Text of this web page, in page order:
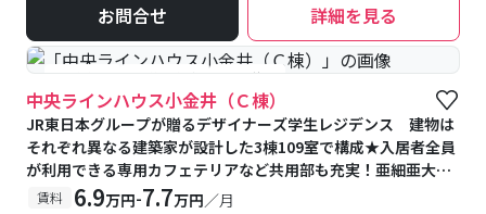
お問合せ 詳細を見る
#食事付き #予約受付中 #空室待ち
中央ラインハウス小金井（Ｃ棟）
JR東日本グループが贈るデザイナーズ学生レジデンス 建物は
それぞれ異なる建築家が設計した3棟109室で構成★入居者全員
が利用できる専用カフェテリアなど共用部も充実！亜細亜大学
提携寮
賃料 6.9万円-7.7万円／月